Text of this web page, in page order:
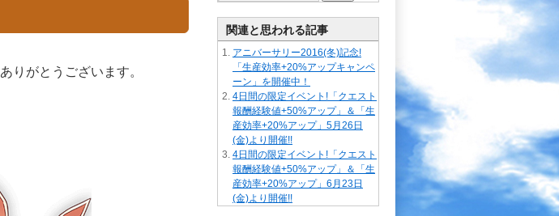
りがとうございます。
関連と思われる記事
アニバーサリー2016(冬)記念!
「生産効率+20%アップキャンペ
ーン」を開催中！
4日間の限定イベント!「クエスト
報酬経験値+50%アップ」＆「生
産効率+20%アップ」5月26日
(金)より開催!!
4日間の限定イベント!「クエスト
報酬経験値+50%アップ」＆「生
産効率+20%アップ」6月23日
(金)より開催!!